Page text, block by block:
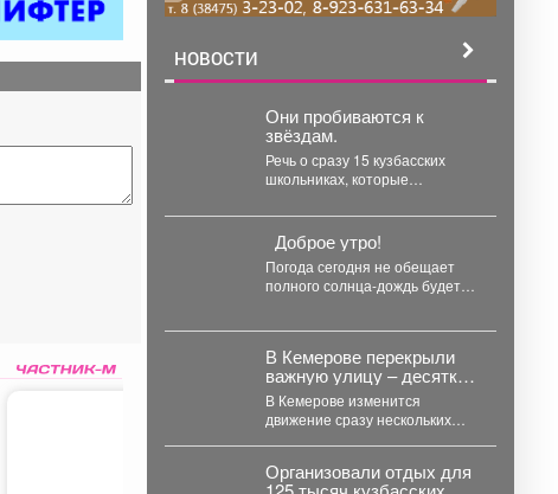
НОВОСТИ
Они пробиваются к
звёздам.
Речь о сразу 15 кузбасских
школьниках, которые
проектной научно-
технологической программе
«Большие вызовы»...
Доброе утро!
Погода сегодня не обещает
полного солнца-дождь будет
В Кемерове перекрыли
важную улицу – десятки
автобусов изменят
маршрут
В Кемерове изменится
движение сразу нескольких
сообщили в...
Организовали отдых для